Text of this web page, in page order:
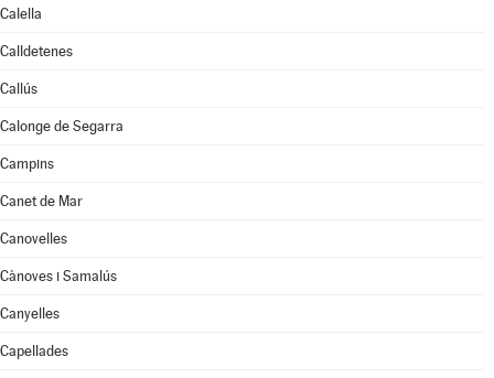
Calella
Calldetenes
Callús
Calonge de Segarra
Campins
Canet de Mar
Canovelles
Cànoves i Samalús
Canyelles
Capellades